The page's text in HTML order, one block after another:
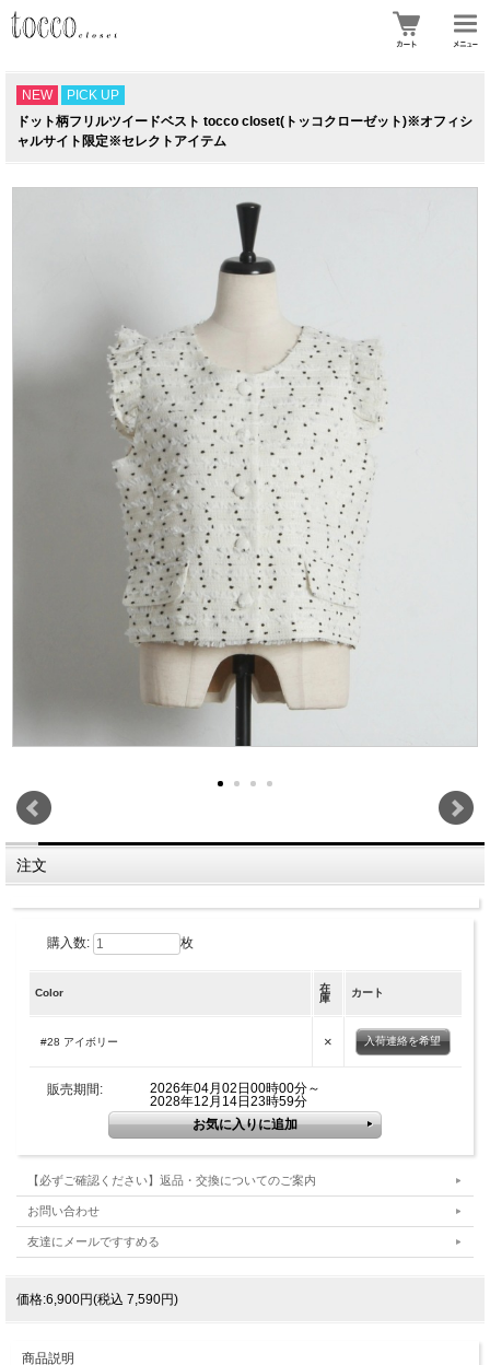
NEW
PICK UP
ドット柄フリルツイードベスト tocco closet(トッコクローゼット)※オフィシ
ャルサイト限定※セレクトアイテム
注文
購入数: 枚
Color
在
庫
カート
#28 アイボリー × 入荷連絡を希望
販売期間:
2026年04月02日00時00分～
2028年12月14日23時59分
【必ずご確認ください】返品・交換についてのご案内
お問い合わせ
友達にメールですすめる
価格:6,900円(税込 7,590円)
商品説明